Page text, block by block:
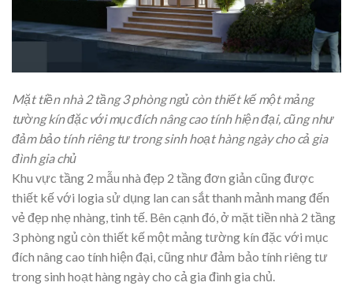
Mặt tiền nhà 2 tầng 3 phòng ngủ còn thiết kế một mảng
tường kín đặc với mục đích nâng cao tính hiện đại, cũng như
đảm bảo tính riêng tư trong sinh hoạt hàng ngày cho cả gia
đình gia chủ
Khu vực tầng 2 mẫu nhà đẹp 2 tầng đơn giản cũng được
thiết kế với logia sử dụng lan can sắt thanh mảnh mang đến
vẻ đẹp nhẹ nhàng, tinh tế. Bên cạnh đó, ở mặt tiền nhà 2 tầng
3 phòng ngủ còn thiết kế một mảng tường kín đặc với mục
đích nâng cao tính hiện đại, cũng như đảm bảo tính riêng tư
trong sinh hoạt hàng ngày cho cả gia đình gia chủ.